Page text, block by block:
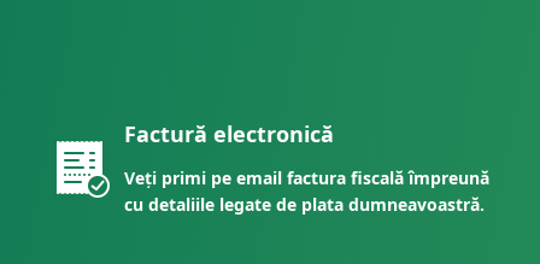
Factură electronică
Veți primi pe email factura fiscală împreună
cu detaliile legate de plata dumneavoastră.